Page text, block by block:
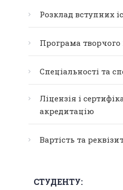
Розклад вступних
Програма творчого
Спеціальності та
Ліцензія і
акредитацію
Вартість та
СТУДЕНТУ: